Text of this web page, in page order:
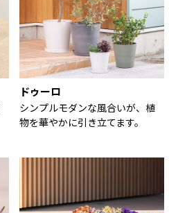
ドゥーロ
シンプルモダンな風合いが、植
物を華やかに引き立てます。